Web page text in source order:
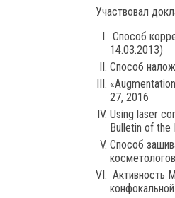
Участвовал
Способ
14.03.2013)
Способ
27, 2016
Using laser
Bulletin of the
Способ
Активность